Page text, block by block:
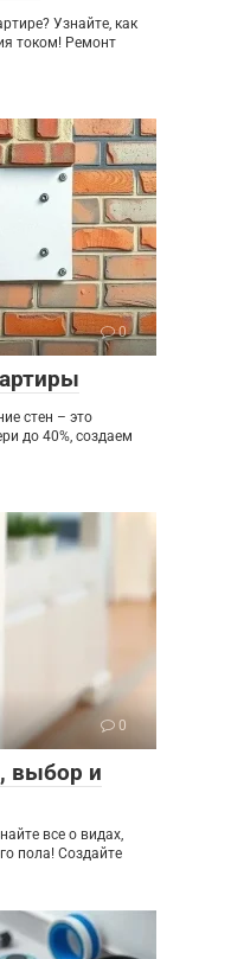
Узнайте, как
током! Ремонт
0
стен – это
до 40%, создаем
0
выбор и
все о видах,
пола! Создайте